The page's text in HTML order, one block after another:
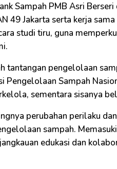
Sampah PMB Asri
49 Jakarta serta kerja
studi tiru, guna
tantangan pengelolaan
Pengelolaan Sampah
sementara sisanya
perubahan perilaku
sampah.
edukasi dan